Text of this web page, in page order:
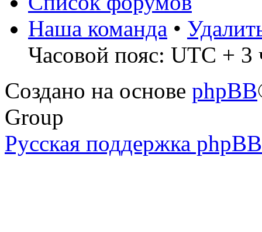
Наша команда •
Часовой пояс: UTC + 3
Создано на основе phpBB
Group
Русская поддержка phpBB